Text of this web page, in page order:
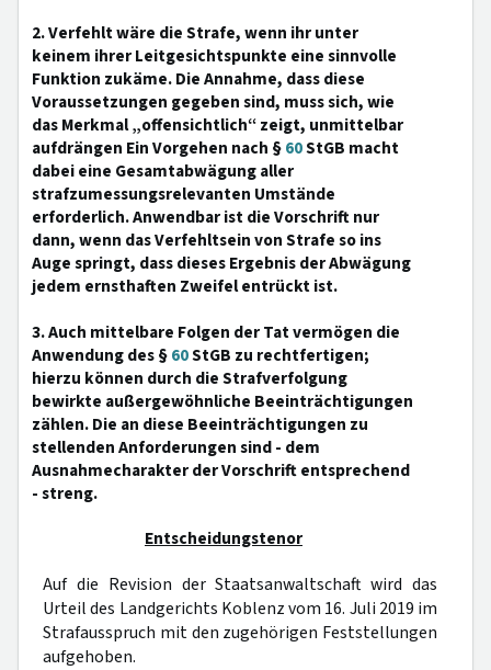
2. Verfehlt wäre die Strafe, wenn ihr unter
keinem ihrer Leitgesichtspunkte eine sinnvolle
Funktion zukäme. Die Annahme, dass diese
Voraussetzungen gegeben sind, muss sich, wie
das Merkmal „offensichtlich“ zeigt, unmittelbar
aufdrängen Ein Vorgehen nach §60StGB macht
dabei eine Gesamtabwägung aller
strafzumessungsrelevanten Umstände
erforderlich. Anwendbar ist die Vorschrift nur
dann, wenn das Verfehltsein von Strafe so ins
Auge springt, dass dieses Ergebnis der Abwägung
jedem ernsthaften Zweifel entrückt ist.
3. Auch mittelbare Folgen der Tat vermögen die
Anwendung des §60StGB zu rechtfertigen;
hierzu können durch die Strafverfolgung
bewirkte außergewöhnliche Beeinträchtigungen
zählen. Die an diese Beeinträchtigungen zu
stellenden Anforderungen sind - dem
Ausnahmecharakter der Vorschrift entsprechend
- streng.
Entscheidungstenor
Auf die Revision der Staatsanwaltschaft wird das
Urteil des Landgerichts Koblenz vom 16. Juli 2019 im
Strafausspruch mit den zugehörigen Feststellungen
aufgehoben.